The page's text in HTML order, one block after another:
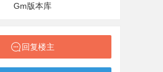
Gm版本库
回复楼主